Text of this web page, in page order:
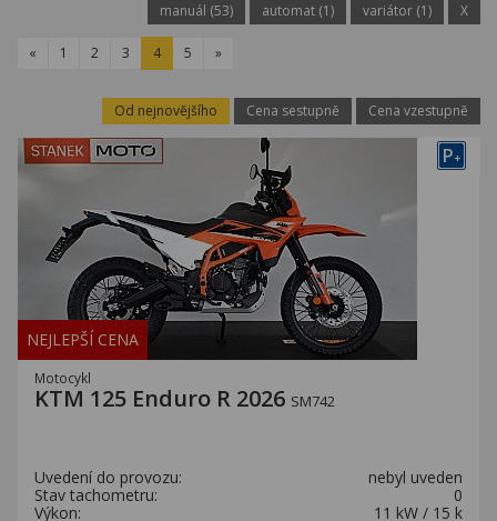
manuál (53)
automat (1) variátor (1) X
« 1 2 3 4 5 »
Od nejnovějšího Cena sestupně Cena vzestupně
P+
NEJLEPŠÍ CENA
Motocykl
KTM 125 Enduro R 2026 SM742
Uvedení do provozu:
nebyl uveden
Stav tachometru:
0
Výkon:
11 kW / 15 k